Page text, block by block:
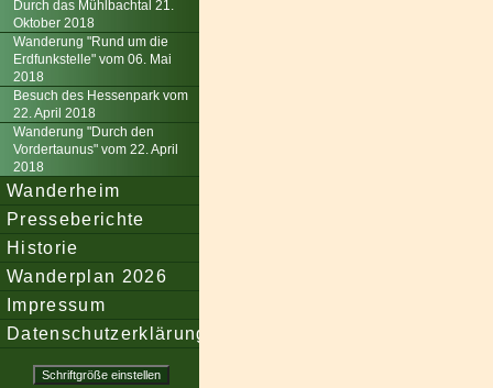
Durch das Mühlbachtal 21.
Oktober 2018
Wanderung "Rund um die
Erdfunkstelle" vom 06. Mai
2018
Besuch des Hessenpark vom
22. April 2018
Wanderung "Durch den
Vordertaunus" vom 22. April
2018
Wanderheim
Presseberichte
Historie
Wanderplan 2026
Impressum
Datenschutzerklärung